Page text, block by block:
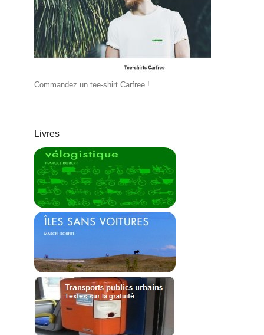
Commandez un tee-shirt Carfree !
Livres